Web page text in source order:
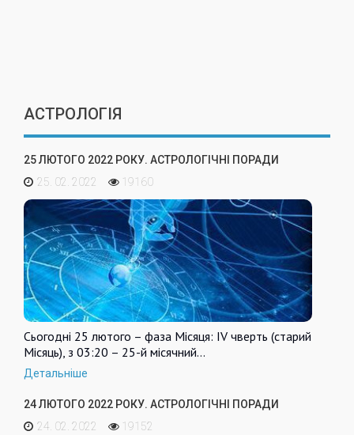
АСТРОЛОГІЯ
25 ЛЮТОГО 2022 РОКУ. АСТРОЛОГІЧНІ ПОРАДИ
25. 02. 2022
19160
Сьогодні 25 лютого – фаза Місяця: IV чверть (старий
Місяць), з 03:20 – 25-й місячний…
Детальніше
24 ЛЮТОГО 2022 РОКУ. АСТРОЛОГІЧНІ ПОРАДИ
24. 02. 2022
19152